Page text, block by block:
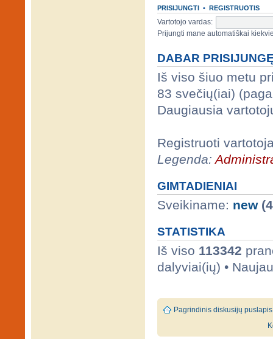
PRISIJUNGTI • REGISTRUOTIS
Vartotojo vardas:
Prijungti mane automatiškai
DABAR
Iš viso šiuo metu
83 svečių(iai)
Daugiausia
Registruoti
Legenda:
GIMTADIENIAI
Sveikiname: new
STATISTIKA
Iš viso 113342
dalyviai(ių) •
Pagrindinis diskusijų puslapis